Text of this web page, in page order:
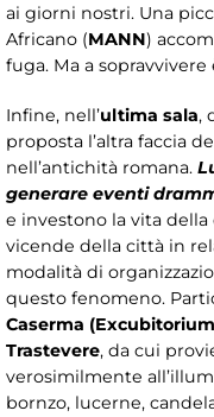
ai giorni nostri. Una
Africano (MANN)
fuga. Ma a
Infine, nell’ultima sala,
proposta l’altra faccia
nell’antichità romana.
generare eventi
e investono la vita
vicende della città in
modalità di
questo fenomeno.
Caserma
Trastevere, da cui
verosimilmente
bornzo, lucerne,